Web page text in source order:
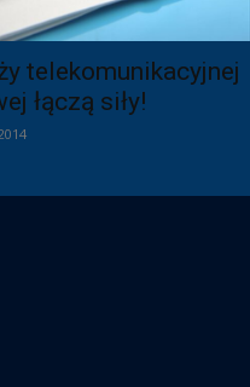
telekomunikacyjnej
łączą siły!